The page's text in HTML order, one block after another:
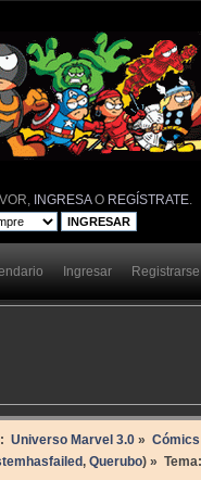
INGRESAO REGÍSTRATE
Ingresar Registrarse
Universo Marvel 3.0» Cómics
, Querubo) »